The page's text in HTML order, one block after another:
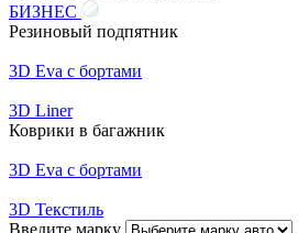
БИЗНЕС
Резиновый подпятник
3D Eva с бортами
3D Liner
Коврики в багажник
3D Eva с бортами
3D Текстиль
Введите марку